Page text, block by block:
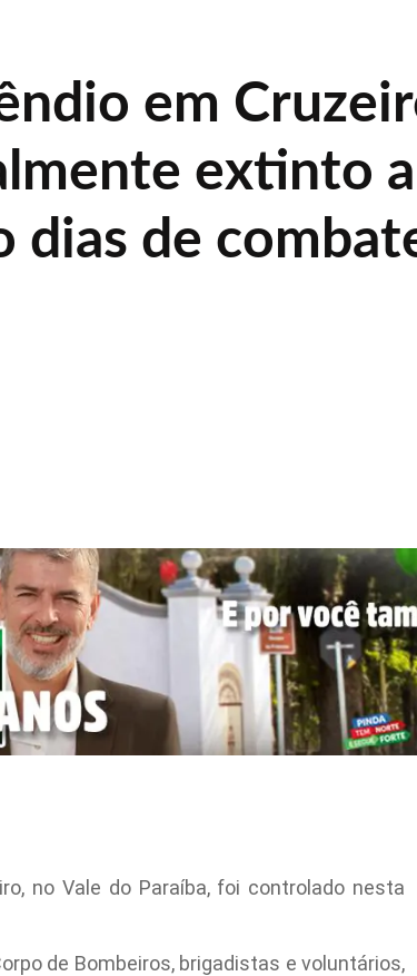
em
extinto
dias de
no Vale do Paraíba, foi controlado nesta
de Bombeiros, brigadistas e voluntários,